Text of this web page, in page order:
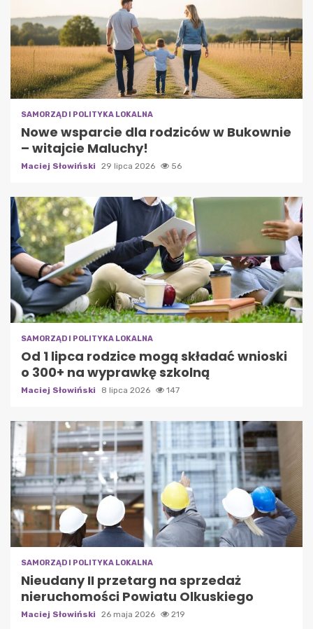
SAMORZĄD I POLITYKA LOKALNA
Nowe wsparcie dla rodziców w Bukownie
– witajcie Maluchy!
Maciej Słowiński 29 lipca 2026 56
SAMORZĄD I POLITYKA LOKALNA
Od 1 lipca rodzice mogą składać wnioski
o 300+ na wyprawkę szkolną
Maciej Słowiński 8 lipca 2026 147
SAMORZĄD I POLITYKA LOKALNA
Nieudany II przetarg na sprzedaż
nieruchomości Powiatu Olkuskiego
Maciej Słowiński 26 maja 2026 219